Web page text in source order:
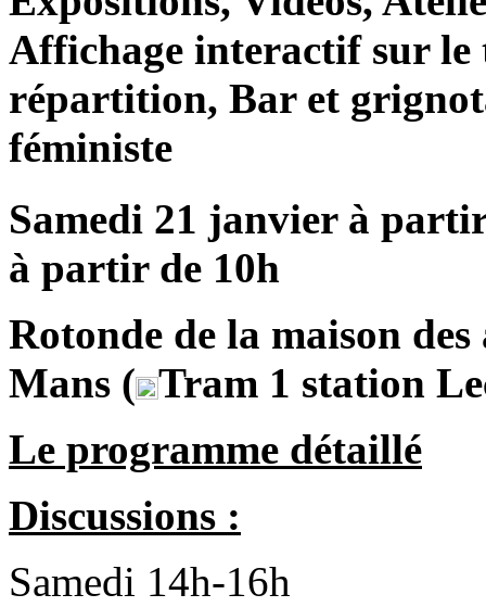
Affichage interactif sur le
répartition, Bar et
féministe
Samedi 21 janvier à
à partir de 10h
Rotonde de la maison
Mans ( Tram 1 station
Le programme détaillé
Discussions :
Samedi 14h-16h